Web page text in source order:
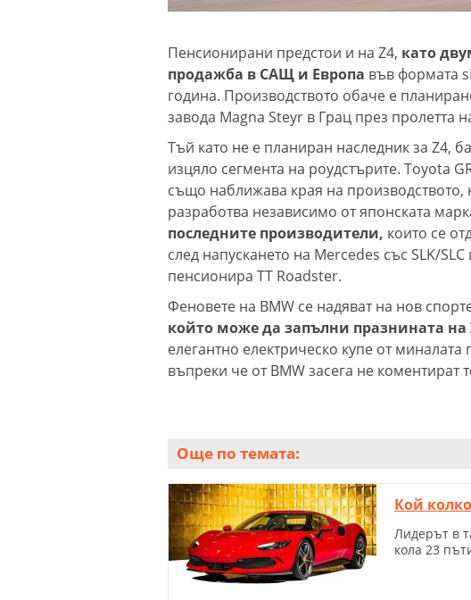
Пенсионирани предстои и на Z4, като
продажба в САЩ и Европа във формата
година. Производството обаче е
завода Magna Steyr в Грац през пролетта
Тъй като не е планиран наследник за Z4,
изцяло сегмента на роудстърите. Toyota
също наближава края на производството,
разработва независимо от японската
последните производители, които се
след напускането на Mercedes със SLK/
пенсионира TT Roadster.
Феновете на BMW се надяват на нов
който може да запълни празнината на
елегантно електрическо купе от миналата
въпреки че от BMW засега не коментират
Още по темата:
Кой
Лидерът в
кола 23